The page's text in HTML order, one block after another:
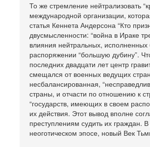
То же стремление нейтрализовать
международной организации,
статья Кеннета Андерсона “Кто
двусмысленности: “война в Ираке
влияния нейтральных,
распоряжении “большую дубину”.
последних двадцати лет центр
смещался от военных ведущих
несбалансированная,
страны, и отчасти по отношению к
“государств, имеющих в своем
их действия. Этот вывод вполне
преступлениям судить их граждан.
неоготическом эпосе, новый Век